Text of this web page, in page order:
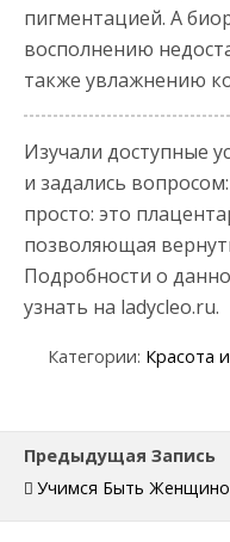
пигментацией. А
восполнению
также увлажнению
Изучали доступные
и задались вопросом:
просто: это
позволяющая
Подробности о
узнать на ladycleo.ru.
Категории: Красота
Предыдущая Запись
Учимся Быть